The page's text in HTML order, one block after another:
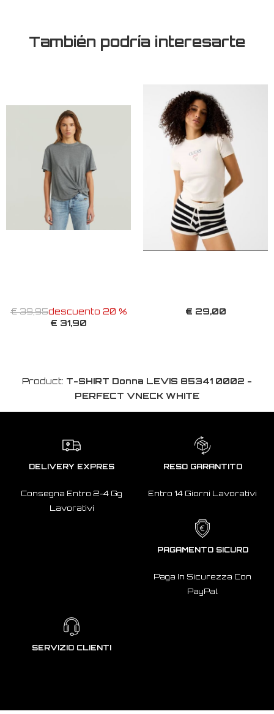
También podría interesarte
€ 39,95descuento 20 %
€ 31,90
€ 29,00
Product: T-SHIRT Donna LEVIS 85341 0002 -
PERFECT VNECK WHITE
DELIVERY EXPRES
Consegna Entro 2-4 Gg
Lavorativi
RESO GARANTITO
Entro 14 Giorni Lavorativi
PAGAMENTO SICURO
Paga In Sicurezza Con
PayPal
SERVIZIO CLIENTI